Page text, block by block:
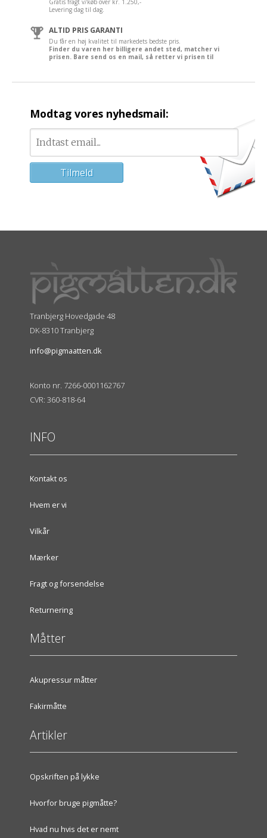
Gratis fragt v/køb over kr. 1.250,-
Levering dag til dag.
ALTID PRIS GARANTI
Du får en høj kvalitet til markedets bedste pris.
Finder du varen her billigere andet sted, matcher vi
prisen. Bare send os en mail, så retter vi prisen til
Modtag vores nyhedsmail:
Tranbjerg Hovedgade 48
DK-8310 Tranbjerg
info@pigmaatten.dk
Konto nr. 7266-0001162767
CVR: 360-818-64
INFO
Kontakt os
Hvem er vi
Vilkår
Mærker
Fragt og forsendelse
Returnering
Måtter
Akupressur måtter
Fakirmåtte
Artikler
Opskriften på lykke
Hvorfor bruge pigmåtte?
Hvad nu hvis det er nemt